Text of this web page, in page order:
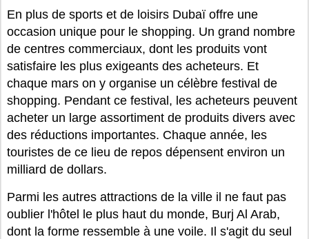
En plus de sports et de loisirs Dubaï offre une
occasion unique pour le shopping. Un grand nombre
de centres commerciaux, dont les produits vont
satisfaire les plus exigeants des acheteurs. Et
chaque mars on y organise un célèbre festival de
shopping. Pendant ce festival, les acheteurs peuvent
acheter un large assortiment de produits divers avec
des réductions importantes. Chaque année, les
touristes de ce lieu de repos dépensent environ un
milliard de dollars.
Parmi les autres attractions de la ville il ne faut pas
oublier l'hôtel le plus haut du monde, Burj Al Arab,
dont la forme ressemble à une voile. Il s'agit du seul